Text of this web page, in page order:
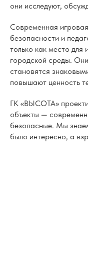
они исследуют,
Современная
безопасности и
только как место для
городской среды.
становятся
повышают ценность
ГК «ВЫСОТА»
объекты —
безопасные. Мы
было интересно, а